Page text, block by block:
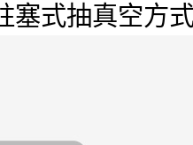
塞式抽真空方